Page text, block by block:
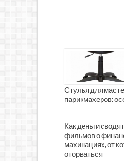
Стулья для
парикмахеров:
Как деньги
фильмов о
махинациях, от
оторваться